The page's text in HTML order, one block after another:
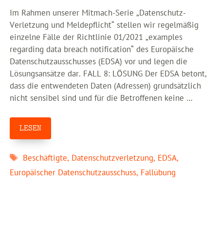
Im Rahmen unserer Mitmach-Serie „Datenschutz-
Verletzung und Meldepflicht“ stellen wir regelmäßig
einzelne Fälle der Richtlinie 01/2021 „examples
regarding data breach notification“ des Europäische
Datenschutzausschusses (EDSA) vor und legen die
Lösungsansätze dar. FALL 8: LÖSUNG Der EDSA betont,
dass die entwendeten Daten (Adressen) grundsätzlich
nicht sensibel sind und für die Betroffenen keine …
LESEN
Schlagwörter
Beschäftigte, Datenschutzverletzung, EDSA,
Europäischer Datenschutzausschuss, Fallübung